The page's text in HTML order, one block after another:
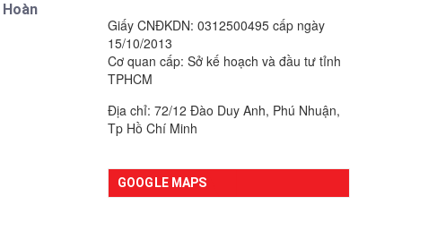
Hoàn
Giấy CNĐKDN: 0312500495 cấp ngày
15/10/2013
Cơ quan cấp: Sở kế hoạch và đầu tư tỉnh
TPHCM
Địa chỉ: 72/12 Đào Duy Anh, Phú Nhuận,
Tp Hồ Chí Minh
GOOGLE MAPS